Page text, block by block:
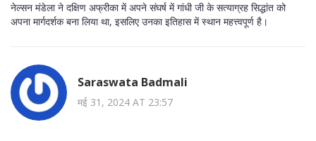
नेल्सन मंडेला ने दक्षिण अफ्रीका में अपने संघर्ष में गांधी जी के सत्याग्रह सिद्धांत को
अपना मार्गदर्शक बना लिया था, इसलिए उनका इतिहास में स्थान महत्त्वपूर्ण है।
Saraswata Badmali
मई 31, 2024 AT 23:57